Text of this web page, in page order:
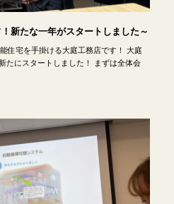
新たな一年がスタートしました～
住宅を手掛ける大庭工務店です！ 大庭
たにスタートしました！ まずは全体会